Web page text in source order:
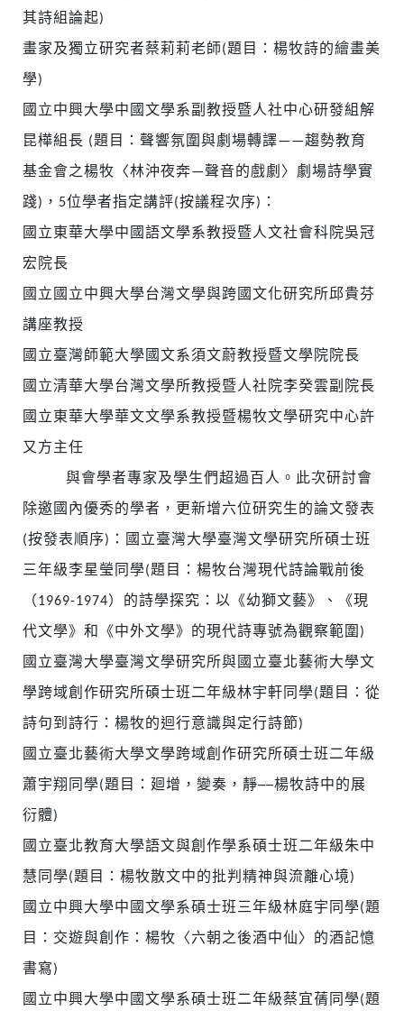
其詩組論起)
畫家及獨立研究者蔡莉莉老師(題目：楊牧詩的繪畫美
學)
國立中興大學中國文學系副教授暨人社中心研發組解
昆樺組長 (題目：聲響氛圍與劇場轉譯——趨勢教育
基金會之楊牧〈林沖夜奔—聲音的戲劇〉劇場詩學實
踐)， 5位學者指定講評(按議程次序)：
國立東華大學中國語文學系教授暨人文社會科院吳冠
宏院長
國立國立中興大學台灣文學與跨國文化研究所邱貴芬
講座教授
國立臺灣師範大學國文系須文蔚教授暨文學院院長
國立清華大學台灣文學所教授暨人社院李癸雲副院長
國立東華大學華文文學系教授暨楊牧文學研究中心許
又方主任
與會學者專家及學生們超過百人。此次研討會
除邀國內優秀的學者，更新增六位研究生的論文發表
(按發表順序)：國立臺灣大學臺灣文學研究所碩士班
三年級李星瑩同學(題目：楊牧台灣現代詩論戰前後
（1969-1974）的詩學探究：以《幼獅文藝》、《現
代文學》和《中外文學》的現代詩專號為觀察範圍)
國立臺灣大學臺灣文學研究所與國立臺北藝術大學文
學跨域創作研究所碩士班二年級林宇軒同學(題目：從
詩句到詩行：楊牧的迴行意識與定行詩節)
國立臺北藝術大學文學跨域創作研究所碩士班二年級
蕭宇翔同學(題目：廻增，變奏，靜──楊牧詩中的展
衍體)
國立臺北教育大學語文與創作學系碩士班二年級朱中
慧同學(題目：楊牧散文中的批判精神與流離心境)
國立中興大學中國文學系碩士班三年級林庭宇同學(題
目：交遊與創作：楊牧〈六朝之後酒中仙〉的酒記憶
書寫)
國立中興大學中國文學系碩士班二年級蔡宜蒨同學(題